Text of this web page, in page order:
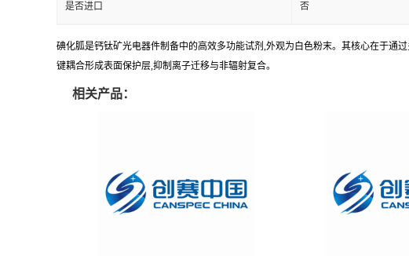
是否进口 否
碘化胍是钙钛矿光电器件制备中的高效多功能试剂,外观为白色粉末。其核心在于通
键耦合形成表面保护层,抑制离子迁移与非辐射复合。
相关产品：